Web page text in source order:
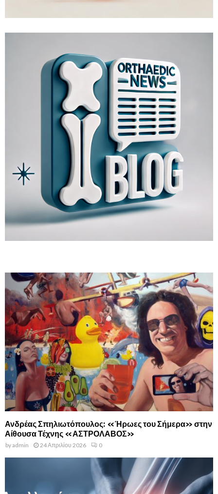
Ανδρέας Σπηλιωτόπουλος: «Ήρωες του Σήμερα» στην
Αίθουσα Τέχνης «ΑΣΤΡΟΛΑΒΟΣ»
byadmin 24 Απριλίου 2026 0